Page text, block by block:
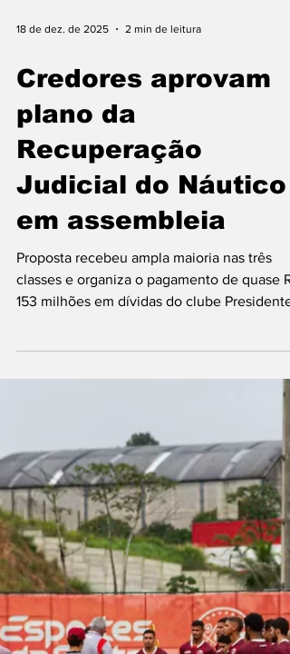
Credores aprovam
Judicial do Náutico
em assembleia
Proposta recebeu ampla maioria nas três
classes e organiza o pagamento de quase
153 milhões em dívidas do clube Presidente
Bruno Becker com os advogados da
Recuperação Judicial do Náutico — Foto:
Divulgação/Náutico Com informações do
ge.globo O plano de pagamento da
Recuperação Judicial do Náutico foi
aprovado nesta quinta-feira, durante